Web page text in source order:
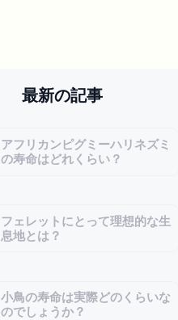
最新の記事
アフリカンピグミーハリネズミ
の寿命はどれくらい？
フェレットにとって理想的な生
息地とは？
小鳥の寿命は実際どのくらいな
のでしょうか？